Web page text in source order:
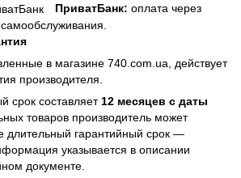
ПриватБанк: оплата через
в магазине 740.com.ua, действует
производителя.
срок составляет12 месяцев с даты
товаров производитель может
длительный гарантийный срок —
указывается в описании
документе.